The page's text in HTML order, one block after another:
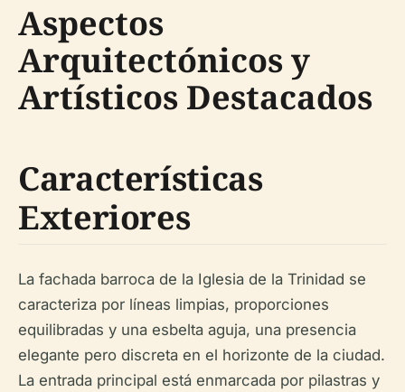
Aspectos
Arquitectónicos y
Artísticos Destacados
Características
Exteriores
La fachada barroca de la Iglesia de la Trinidad se
caracteriza por líneas limpias, proporciones
equilibradas y una esbelta aguja, una presencia
elegante pero discreta en el horizonte de la ciudad.
La entrada principal está enmarcada por pilastras y